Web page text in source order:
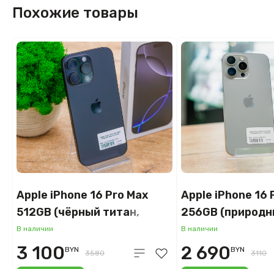
Похожие товары
Apple iPhone 16 Pro Max
512GB (чёрный титан,
отличное)
В наличии
3 100BYN 3580
Apple iPhone 16
256GB
хорошее)
В наличии
2 690BYN 3110